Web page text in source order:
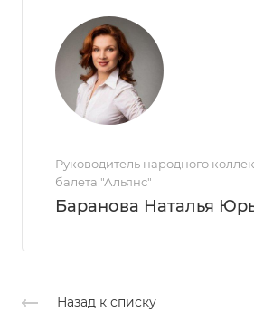
Руководитель народного
балета "Альянс"
Баранова Наталья
Назад к списку